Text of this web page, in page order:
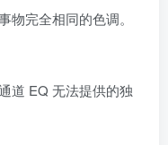
物完全相同的色调。
道 EQ 无法提供的独